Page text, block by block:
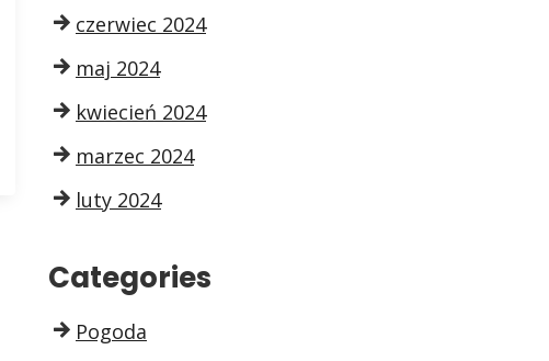
czerwiec 2024
maj 2024
kwiecień 2024
marzec 2024
luty 2024
Categories
Pogoda